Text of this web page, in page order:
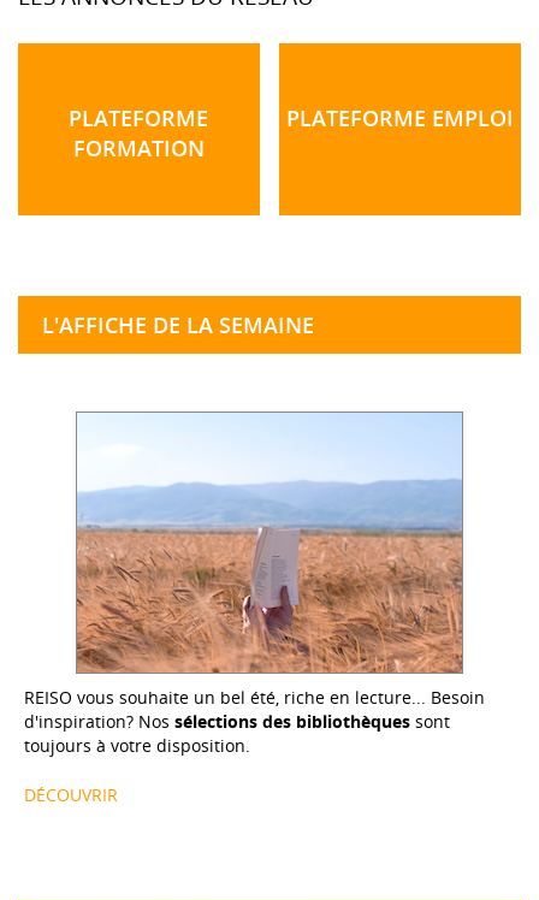
PLATEFORME
FORMATION
PLATEFORME EMPLOI
L'AFFICHE DE LA SEMAINE
REISO vous souhaite un bel été, riche en lecture... Besoin
d'inspiration? Nos sélections des bibliothèques sont
toujours à votre disposition.
DÉCOUVRIR